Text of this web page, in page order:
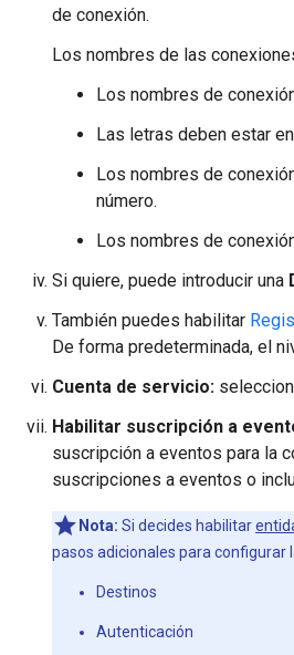
de conexión.
Los nombres de las
Los nombres de
Las letras deben estar
Los nombres de
número.
Los nombres de
Si quiere, puede introducir una
También puedes habilitar
De forma predeterminada, el
Cuenta de servicio:
Habilitar suscripción a
suscripción a eventos para la
suscripciones a eventos o
Nota: Si decides habilitar
pasos adicionales para configurar
Destinos
Autenticación